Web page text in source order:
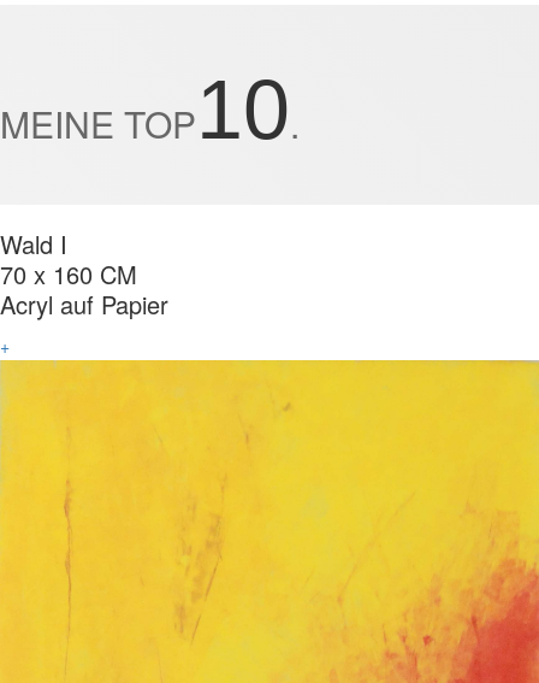
MEINE TOP10.
Wald I
70 x 160 CM
Acryl auf Papier
+